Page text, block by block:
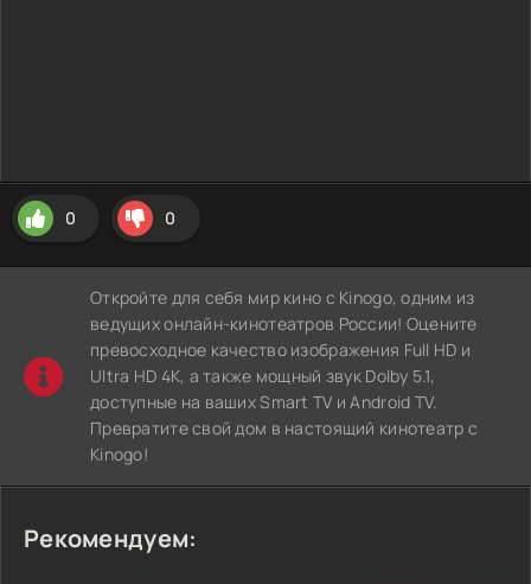
0 0
Откройте для себя мир кино с Kinogo, одним из
ведущих онлайн-кинотеатров России! Оцените
превосходное качество изображения Full HD и
Ultra HD 4K, а также мощный звук Dolby 5.1,
доступные на ваших Smart TV и Android TV.
Превратите свой дом в настоящий кинотеатр с
Kinogo!
Рекомендуем: